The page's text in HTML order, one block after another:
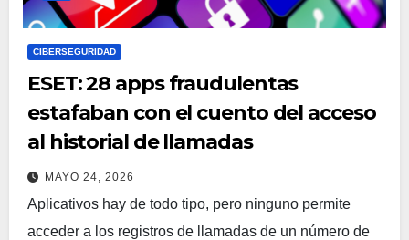
CIBERSEGURIDAD
ESET: 28 apps fraudulentas
estafaban con el cuento del acceso
al historial de llamadas
MAYO 24, 2026
Aplicativos hay de todo tipo, pero ninguno permite
acceder a los registros de llamadas de un número de